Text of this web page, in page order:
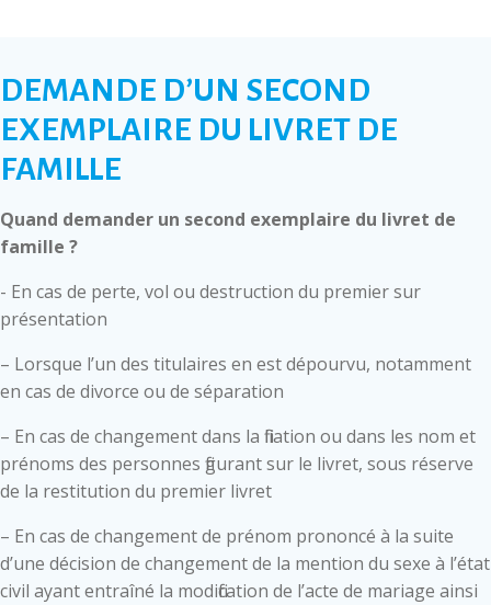
DEMANDE D’UN SECOND
EXEMPLAIRE DU LIVRET DE
FAMILLE
Quand demander un second exemplaire du livret de
famille ?
- En cas de perte, vol ou destruction du premier sur
présentation
– Lorsque l’un des titulaires en est dépourvu, notamment
en cas de divorce ou de séparation
– En cas de changement dans la filiation ou dans les nom et
prénoms des personnes figurant sur le livret, sous réserve
de la restitution du premier livret
– En cas de changement de prénom prononcé à la suite
d’une décision de changement de la mention du sexe à l’état
civil ayant entraîné la modification de l’acte de mariage ainsi